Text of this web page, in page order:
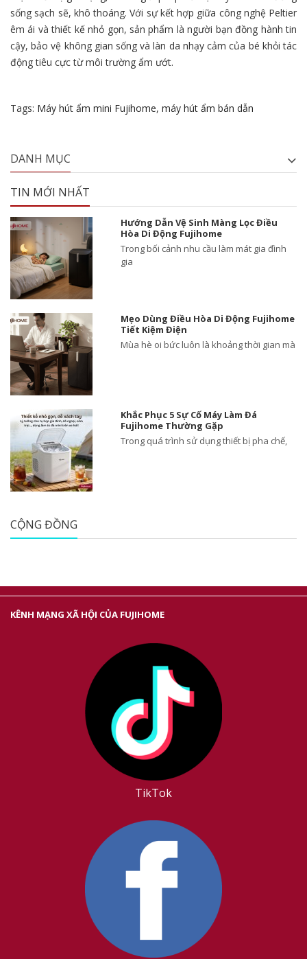
sống sạch sẽ, khô thoáng. Với sự kết hợp giữa công nghệ Peltier
êm ái và thiết kế nhỏ gọn, sản phẩm là người bạn đồng hành tin
cậy, bảo vệ không gian sống và làn da nhạy cảm của bé khỏi tác
động tiêu cực từ môi trường ẩm ướt.
Tags: Máy hút ẩm mini Fujihome, máy hút ẩm bán dẫn
DANH MỤC
TIN MỚI NHẤT
Hướng Dẫn Vệ Sinh Màng Lọc Điều
Hòa Di Động Fujihome
Trong bối cảnh nhu cầu làm mát gia đình
gia
Mẹo Dùng Điều Hòa Di Động Fujihome
Tiết Kiệm Điện
Mùa hè oi bức luôn là khoảng thời gian mà
Khắc Phục 5 Sự Cố Máy Làm Đá
Fujihome Thường Gặp
Trong quá trình sử dụng thiết bị pha chế,
CỘNG ĐỒNG
KÊNH MẠNG XÃ HỘI CỦA FUJIHOME
TikTok